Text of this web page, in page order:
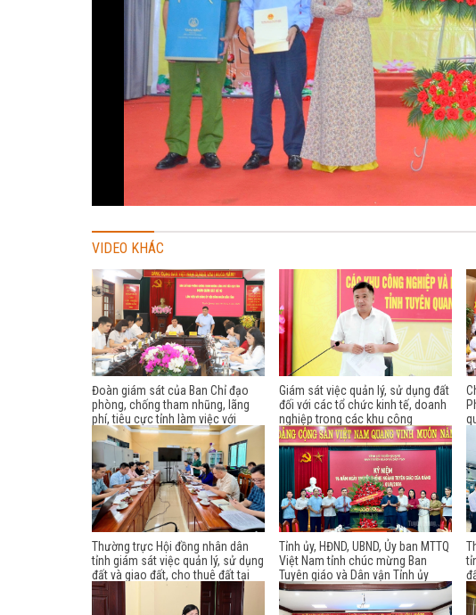
VIDEO KHÁC
Đoàn giám sát của Ban Chỉ đạo
phòng, chống tham nhũng, lãng
phí, tiêu cực tỉnh làm việc với
Đảng ủy Hội đồng nhân dân tỉnh
Giám sát việc quản lý, sử dụng đất
đối với các tổ chức kinh tế, doanh
nghiệp trong các khu công
nghiệp, khu kinh tế tỉnh
Thường trực Hội đồng nhân dân
tỉnh giám sát việc quản lý, sử dụng
đất và giao đất, cho thuê đất tại
phường Minh Xuân
Tỉnh ủy, HĐND, UBND, Ủy ban MTTQ
Việt Nam tỉnh chúc mừng Ban
Tuyên giáo và Dân vận Tỉnh ủy
nhân Ngày truyền thống ngành
Tuyên giáo của Đảng